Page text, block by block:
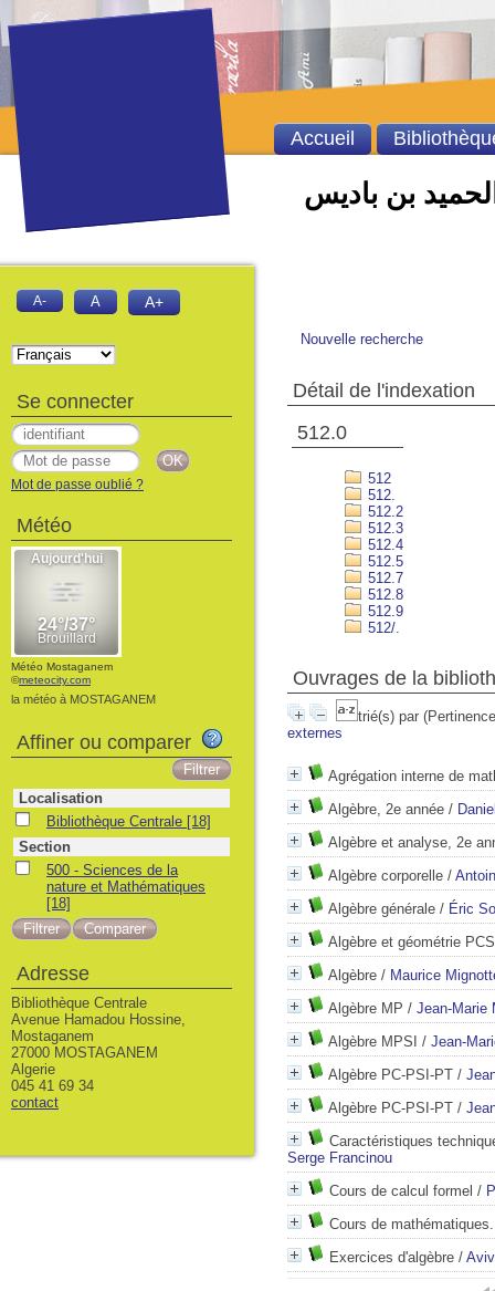
بن باديس
Nouvelle recherche
Détail de l'indexation
512.0
512
512.
512.2
512.3
512.4
512.5
512.7
512.8
512.9
512/.
Ouvrages de la
trié(s) par
externes
Agrégation interne de
Algèbre, 2e année /
Algèbre et analyse, 2e
Algèbre corporelle /
Algèbre générale / Éric
Algèbre et géométrie
Algèbre / Maurice
Algèbre MP / Jean-Marie
Algèbre MPSI / Jean-
Algèbre PC-PSI-PT /
Algèbre PC-PSI-PT /
Caractéristiques
Serge Francinou
Cours de calcul formel /
Cours de
Exercices d'algèbre /
Accueil
A- A A+
Se connecter
Mot de passe oublié ?
Météo
Météo Mostaganem
©meteocity.com
la météo à MOSTAGANEM
Affiner ou comparer
Localisation
Bibliothèque Centrale [18]
Section
500 - Sciences de la
nature et Mathématiques
[18]
Adresse
Bibliothèque Centrale
Avenue Hamadou Hossine,
Mostaganem
27000 MOSTAGANEM
Algerie
045 41 69 34
contact